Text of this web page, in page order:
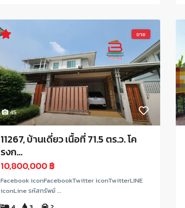
45
ขาย
11267, บ้านเดี่ยว เนื้อที่ 71.5 ตร.ว. โค
รงก...
10,800,000 ฿
Facebook iconFacebookTwitter iconTwitterLINE
iconLine รหัสทรัพย์ ...